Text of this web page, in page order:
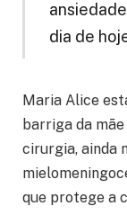
dia de
Maria Alice
barriga da
cirurgia, ainda
que protege a